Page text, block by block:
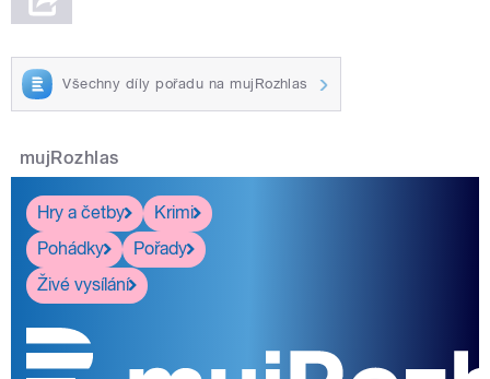
Všechny díly pořadu na mujRozhlas
mujRozhlas
Hry a četby
Krimi
Pohádky
Pořady
Živé vysílání